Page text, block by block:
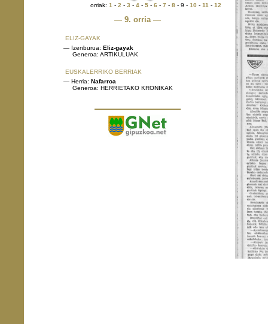
orriak: 1 - 2 - 3 - 4- 5- 6 - 7 - 8- 9 - 10 - 11 - 12
— 9. orria —
ELIZ-GAYAK
— Izenburua: Eliz-gayak
Generoa: ARTIKULUAK
EUSKALERRIKO BERRIAK
— Herria: Nafarroa
Generoa: HERRIETAKO KRONIKAK